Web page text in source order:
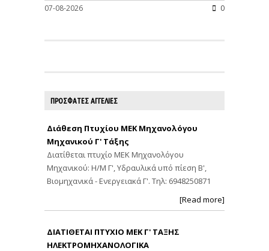
07-08-2026 0
ΠΡΟΣΦΑΤΕΣ ΑΓΓΕΛΙΕΣ
Διάθεση Πτυχίου ΜΕΚ Μηχανολόγου
Μηχανικού Γ' Τάξης
Διατίθεται πτυχίο ΜΕΚ Μηχανολόγου
Μηχανικού: Η/Μ Γ', Υδραυλικά υπό πίεση Β',
Βιομηχανικά - Ενεργειακά Γ'. Τηλ: 6948250871
[Read more]
ΔΙΑΤΙΘΕΤΑΙ ΠΤΥΧΙΟ ΜΕΚ Γ' ΤΑΞΗΣ
ΗΛΕΚΤΡΟΜΗΧΑΝΟΛΟΓΙΚΑ